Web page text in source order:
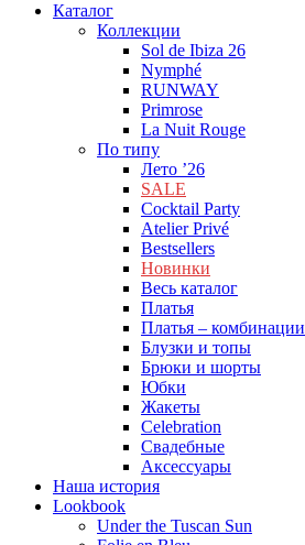
Каталог
Коллекции
Sol de Ibiza 26
Nymphé
RUNWAY
Primrose
La Nuit Rouge
По типу
Лето ’26
SALE
Cocktail Party
Atelier Privé
Bestsellers
Новинки
Весь каталог
Платья
Платья – комбинации
Блузки и топы
Брюки и шорты
Юбки
Жакеты
Celebration
Cвадебные
Аксессуары
Наша история
Lookbook
Under the Tuscan Sun